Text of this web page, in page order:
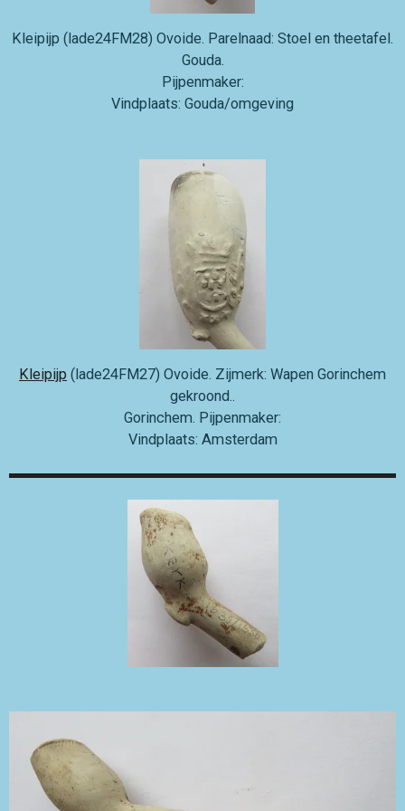
Kleipijp (lade24FM28) Ovoide. Parelnaad: Stoel en theetafel.
Gouda.
Pijpenmaker:
Vindplaats: Gouda/omgeving
Kleipijp (lade24FM27) Ovoide. Zijmerk: Wapen Gorinchem
gekroond..
Gorinchem. Pijpenmaker:
Vindplaats: Amsterdam